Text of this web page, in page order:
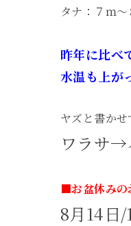
タナ：７ｍ
昨年に比べ
水温も上が
ヤズと書か
ワラサ→
■お盆休みの
8月14日/